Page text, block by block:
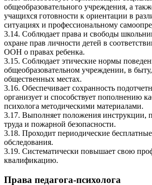
общеобразовательного учреждения, а
учащихся готовности к ориентации в
ситуациях и профессиональному
3.14. Соблюдает права и свободы
охране прав личности детей в
ООН о правах ребенка.
3.15. Соблюдает этические нормы
общеобразовательном учреждении, в
общественных местах.
3.16. Обеспечивает сохранность
организует и способствует пополнению
психолога методическими материалами.
3.17. Выполняет положения инструкции,
труда и пожарной безопасности.
3.18. Проходит периодические
обследования.
3.19. Систематически повышает свою
квалификацию.
Права педагога-психолога